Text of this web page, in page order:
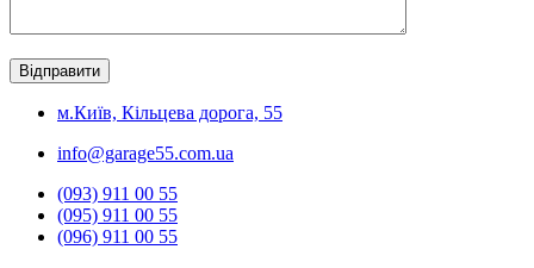
м.Київ, Кільцева дорога, 55
info@garage55.com.ua
(093) 911 00 55
(095) 911 00 55
(096) 911 00 55